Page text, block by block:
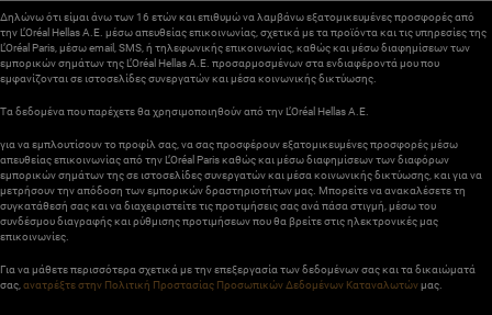
Δηλώνω ότι είμαι άνω των 16 ετών και επιθυμώ να λαμβάνω εξατομικευμένες προσφορές από
την L’Oréal Hellas A.E. μέσω απευθείας επικοινωνίας, σχετικά με τα προϊόντα και τις υπηρεσίες της
L’Oréal Paris, μέσω email, SMS, ή τηλεφωνικής επικοινωνίας, καθώς και μέσω διαφημίσεων των
εμπορικών σημάτων της L’Oréal Hellas A.E. προσαρμοσμένων στα ενδιαφέροντά μου που
εμφανίζονται σε ιστοσελίδες συνεργατών και μέσα κοινωνικής δικτύωσης.
Τα δεδομένα που παρέχετε θα χρησιμοποιηθούν από την L’Oréal Hellas A.E.
για να εμπλουτίσουν το προφίλ σας, να σας προσφέρουν εξατομικευμένες προσφορές μέσω
απευθείας επικοινωνίας από την L’Oréal Paris καθώς και μέσω διαφημίσεων των διαφόρων
εμπορικών σημάτων της σε ιστοσελίδες συνεργατών και μέσα κοινωνικής δικτύωσης, και για να
μετρήσουν την απόδοση των εμπορικών δραστηριοτήτων μας. Μπορείτε να ανακαλέσετε τη
συγκατάθεσή σας και να διαχειριστείτε τις προτιμήσεις σας ανά πάσα στιγμή, μέσω του
συνδέσμου διαγραφής και ρύθμισης προτιμήσεων που θα βρείτε στις ηλεκτρονικές μας
επικοινωνίες.
Για να μάθετε περισσότερα σχετικά με την επεξεργασία των δεδομένων σας και τα δικαιώματά
σας, ανατρέξτε στην Πολιτική Προστασίας Προσωπικών Δεδομένων Καταναλωτώνμας.